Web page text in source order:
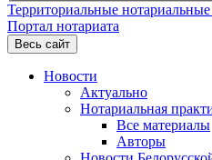
Территориальные
Портал нотариата
Весь сайт
Новости
Актуально
Нотариальная
Все материалы
Авторы